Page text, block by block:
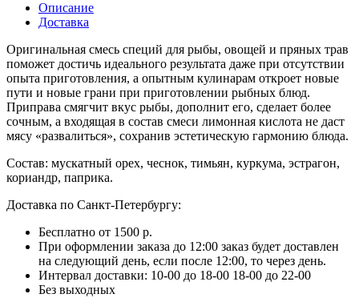
Описание
Доставка
Оригинальная смесь специй для рыбы, овощей и пряных трав
поможет достичь идеального результата даже при отсутствии
опыта приготовления, а опытным кулинарам откроет новые
пути и новые грани при приготовлении рыбных блюд.
Приправа смягчит вкус рыбы, дополнит его, сделает более
сочным, а входящая в состав смеси лимонная кислота не даст
мясу «развалиться», сохранив эстетическую гармонию блюда.
Состав: мускатный орех, чеснок, тимьян, куркума, эстрагон,
кориандр, паприка.
Доставка по Санкт-Петербургу:
Бесплатно от 1500 р.
При оформлении заказа до 12:00 заказ будет доставлен
на следующий день, если после 12:00, то через день.
Интервал доставки: 10-00 до 18-00 18-00 до 22-00
Без выходных